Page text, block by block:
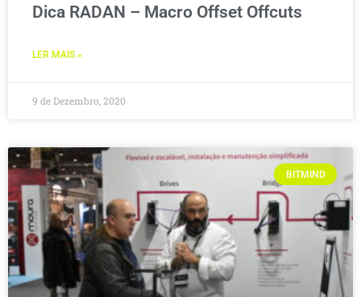
Dica RADAN – Macro Offset Offcuts
LER MAIS »
9 de Dezembro, 2020
BITMIND